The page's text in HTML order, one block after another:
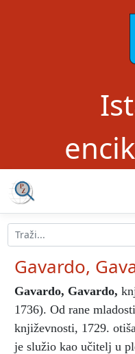
Gavardo,
Gavardo, Gavardo,
1736). Od rane
književnosti, 1729.
je služio kao učitelj u